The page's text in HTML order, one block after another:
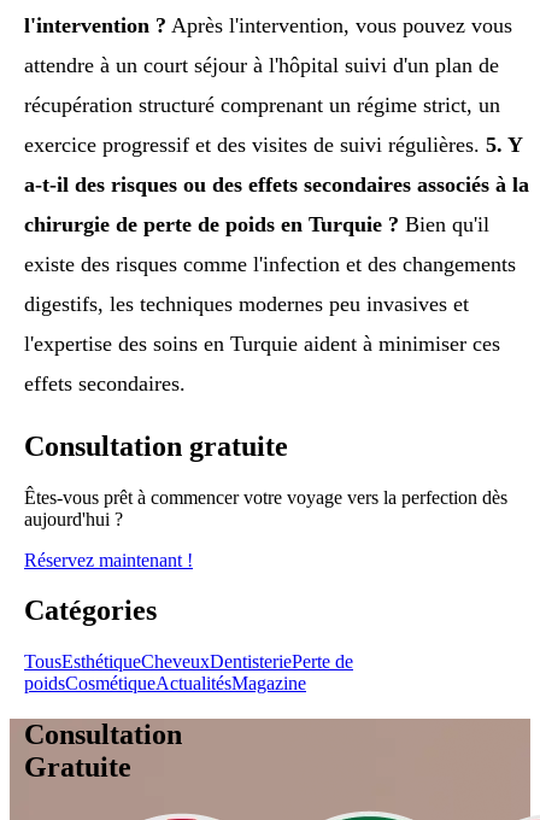
l'intervention ? Après l'intervention, vous pouvez vous
attendre à un court séjour à l'hôpital suivi d'un plan de
récupération structuré comprenant un régime strict, un
exercice progressif et des visites de suivi régulières. 5. Y
a-t-il des risques ou des effets secondaires associés à la
chirurgie de perte de poids en Turquie ? Bien qu'il
existe des risques comme l'infection et des changements
digestifs, les techniques modernes peu invasives et
l'expertise des soins en Turquie aident à minimiser ces
effets secondaires.
Consultation gratuite
Êtes-vous prêt à commencer votre voyage vers la perfection dès
aujourd'hui ?
Réservez maintenant !
Catégories
TousEsthétiqueCheveuxDentisteriePerte de
poidsCosmétiqueActualitésMagazine
Consultation
Gratuite